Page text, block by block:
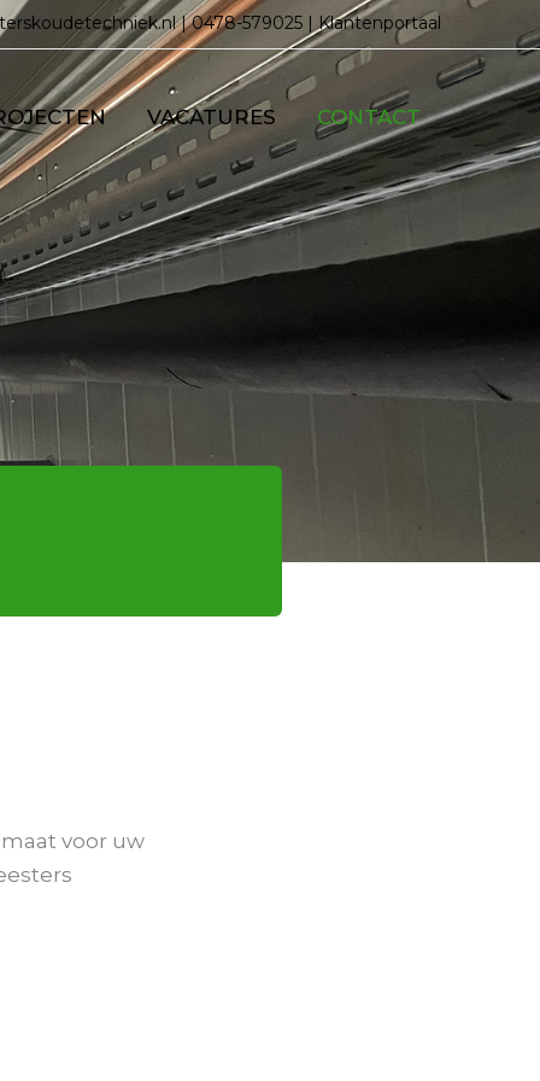
|0478-579025 |Klantenportaal
VACATURES CONTACT
voor uw